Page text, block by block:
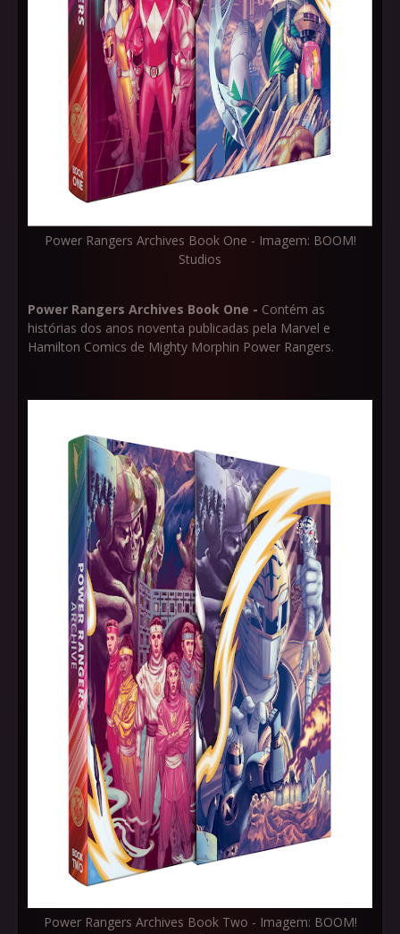
Power Rangers Archives Book One - Imagem: BOOM!
Studios
Power Rangers Archives Book One - Contém as
histórias dos anos noventa publicadas pela Marvel e
Hamilton Comics de Mighty Morphin Power Rangers.
Power Rangers Archives Book Two - Imagem: BOOM!